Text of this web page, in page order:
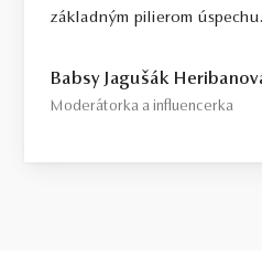
základným pilierom úspechu.
Babsy Jagušák
Moderátorka a influencerka